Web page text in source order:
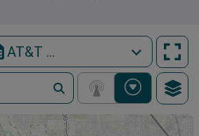
AT&T Mobility